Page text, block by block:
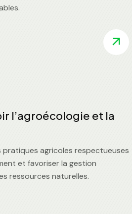
l’agroécologie et la
pratiques agricoles respectueuses
et favoriser la gestion
ressources naturelles.